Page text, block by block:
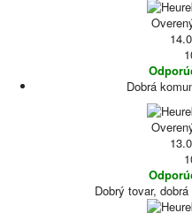
Dobrá
Dobrý tovar,